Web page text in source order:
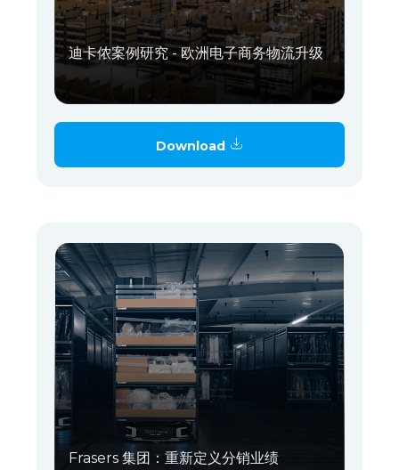
迪卡侬案例研究 - 欧洲电子商务物流升级
Download
Frasers 集团：重新定义分销业绩